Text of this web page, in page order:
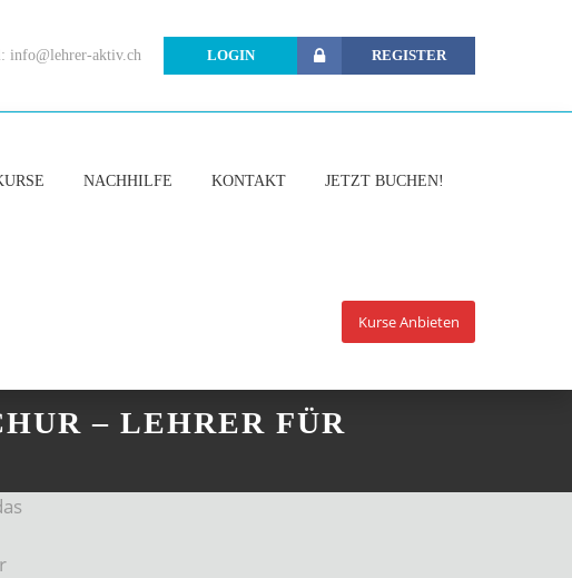
LOGIN REGISTER
info@lehrer-aktiv.ch
NACHHILFE KONTAKT JETZT BUCHEN!
Kurse Anbieten
– LEHRER FÜR